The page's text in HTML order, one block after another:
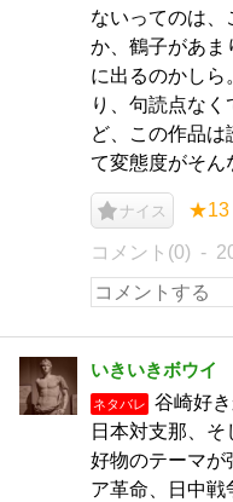
ないってのは
か、鶴子があま
に出るのかし
り、句読点な
ど、この作品は
て変態度がそん
ナイス ★13
コメント(0)
いきいきボウイ
ネタバレ
谷崎好
日本対支那、
好物のテーマが
ア革命、日中戦